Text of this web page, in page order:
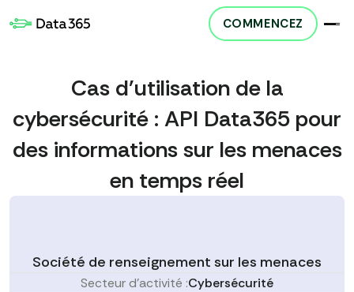
Cas d'utilisation de la
cybersécurité : API Data365 pour
des informations sur les menaces
en temps réel
Société de renseignement sur les menaces
Secteur d'activité :Cybersécurité
COMMENCEZ